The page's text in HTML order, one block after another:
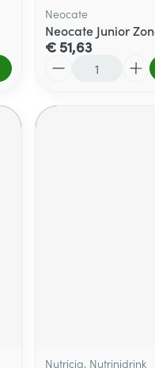
Neocate
Neocate Junior
€ 51,63
Nutricia, Nutrinidrink